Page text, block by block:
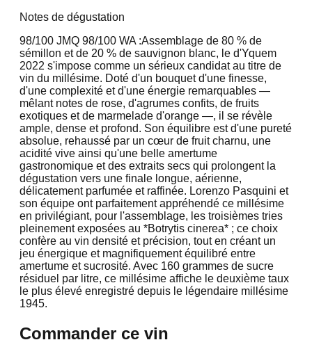
Notes de dégustation
98/100 JMQ 98/100 WA :Assemblage de 80 % de
sémillon et de 20 % de sauvignon blanc, le d'Yquem
2022 s'impose comme un sérieux candidat au titre de
vin du millésime. Doté d'un bouquet d'une finesse,
d'une complexité et d'une énergie remarquables —
mêlant notes de rose, d'agrumes confits, de fruits
exotiques et de marmelade d'orange —, il se révèle
ample, dense et profond. Son équilibre est d'une pureté
absolue, rehaussé par un cœur de fruit charnu, une
acidité vive ainsi qu'une belle amertume
gastronomique et des extraits secs qui prolongent la
dégustation vers une finale longue, aérienne,
délicatement parfumée et raffinée. Lorenzo Pasquini et
son équipe ont parfaitement appréhendé ce millésime
en privilégiant, pour l'assemblage, les troisièmes tries
pleinement exposées au *Botrytis cinerea* ; ce choix
confère au vin densité et précision, tout en créant un
jeu énergique et magnifiquement équilibré entre
amertume et sucrosité. Avec 160 grammes de sucre
résiduel par litre, ce millésime affiche le deuxième taux
le plus élevé enregistré depuis le légendaire millésime
1945.
Commander ce vin